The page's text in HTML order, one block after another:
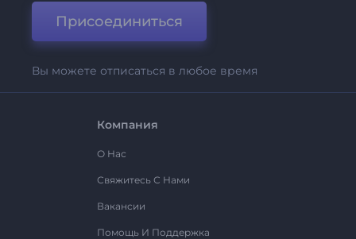
Присоединиться
Вы можете отписаться в любое время
Компания
О Нас
Свяжитесь С Нами
Вакансии
Помощь И Поддержка